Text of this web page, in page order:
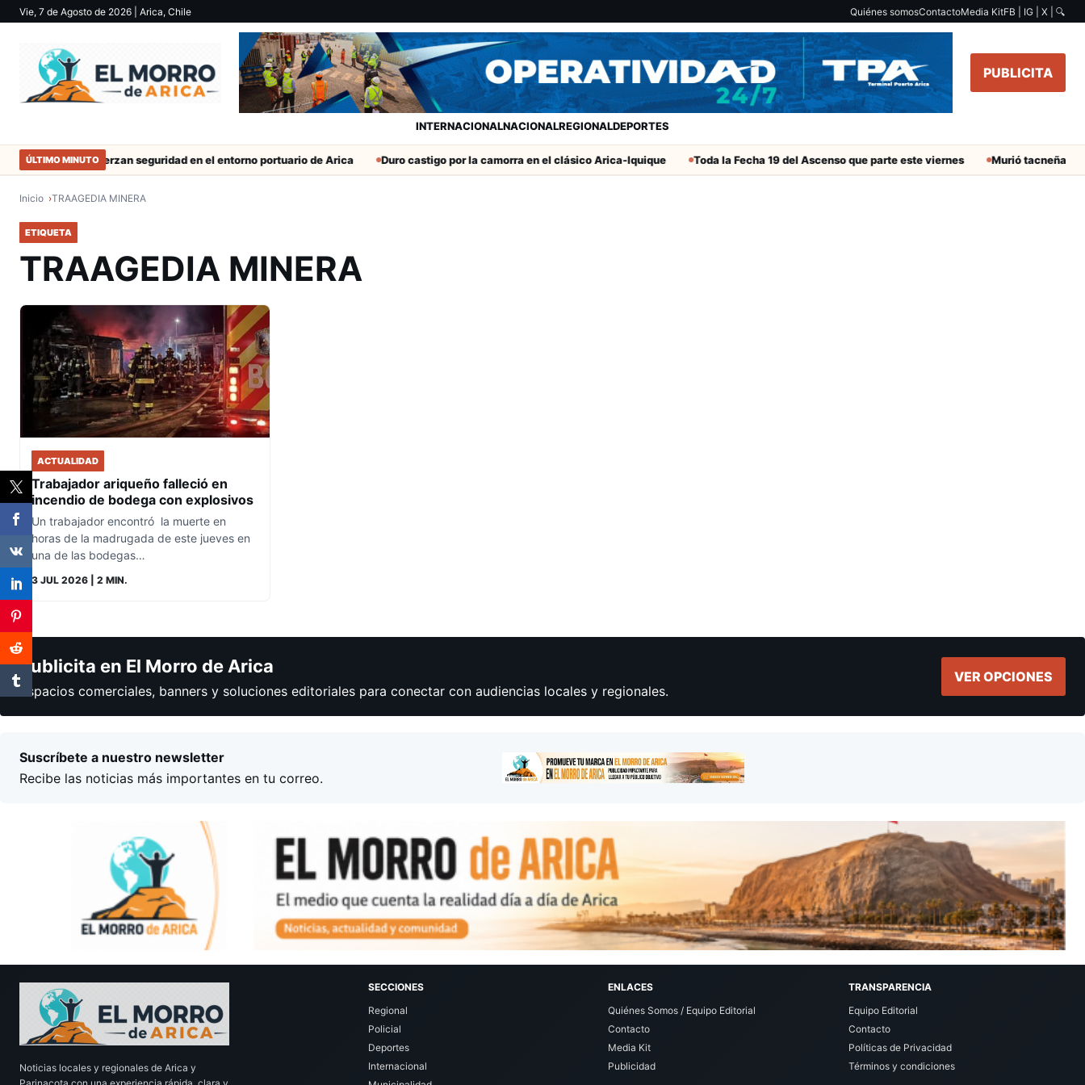
Vie, 7 de Agosto de 2026 | Arica, Chile Quiénes somosContactoMedia KitFB | IG | X | 🔍
PUBLICITA
INTERNACIONALNACIONALREGIONALDEPORTES
ÚLTIMO MINUTO
trabajo Refuerzan seguridad en el entorno portuario de Arica Duro castigo por la camorra en el clásico Arica-Iquique Toda la Fecha 19 del Ascenso que parte este viernes Murió tacneña
Inicio TRAAGEDIA MINERA
ETIQUETA
TRAAGEDIA MINERA
ACTUALIDAD
Trabajador ariqueño falleció en
incendio de bodega con explosivos
Un trabajador encontró la muerte en
horas de la madrugada de este jueves en
una de las bodegas…
3 JUL 2026 | 2 MIN.
Publicita en El Morro de Arica
Espacios comerciales, banners y soluciones editoriales para conectar con audiencias locales y regionales.
VER OPCIONES
Suscríbete a nuestro newsletter
Recibe las noticias más importantes en tu correo.
Noticias locales y regionales de Arica y
SECCIONES
Regional
Policial
Deportes
Internacional
ENLACES
Quiénes Somos / Equipo Editorial
Contacto
Media Kit
Publicidad
TRANSPARENCIA
Equipo Editorial
Contacto
Políticas de Privacidad
Términos y condiciones